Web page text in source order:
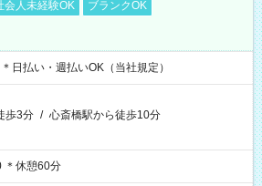
会人未経験OK
ブランクOK
日払い・週払いOK（当社規定）
歩3分 / 心斎橋駅から徒歩10分
＊休憩60分